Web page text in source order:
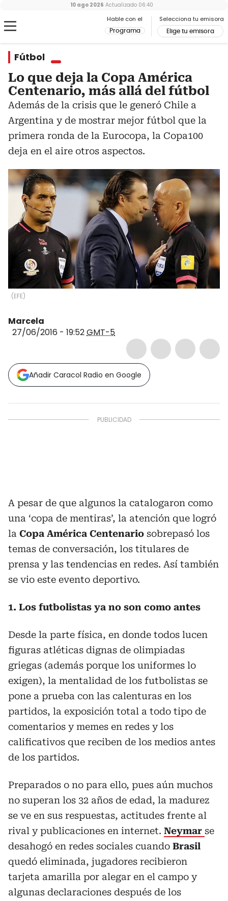
Hable con el
Programa
Selecciona tu emisora
Elige tu emisora
10 ago 2026 Actualizado 06:40
Fútbol
Lo que deja la Copa América
Centenario, más allá del fútbol
Además de la crisis que le generó Chile a
Argentina y de mostrar mejor fútbol que la
primera ronda de la Eurocopa, la Copa100
deja en el aire otros aspectos.
(EFE)
Marcela
27/06/2016 - 19:52GMT-5
Añadir Caracol Radio en Google
A pesar de que algunos la catalogaron como
una ‘copa de mentiras’, la atención que logró
la Copa América Centenario sobrepasó los
temas de conversación, los titulares de
prensa y las tendencias en redes. Así también
se vio este evento deportivo.
1. Los futbolistas ya no son como antes
Desde la parte física, en donde todos lucen
figuras atléticas dignas de olimpiadas
griegas (además porque los uniformes lo
exigen), la mentalidad de los futbolistas se
pone a prueba con las calenturas en los
partidos, la exposición total a todo tipo de
comentarios y memes en redes y los
calificativos que reciben de los medios antes
de los partidos.
Preparados o no para ello, pues aún muchos
no superan los 32 años de edad, la madurez
se ve en sus respuestas, actitudes frente al
rival y publicaciones en internet. Neymar se
desahogó en redes sociales cuando Brasil
quedó eliminada, jugadores recibieron
tarjeta amarilla por alegar en el campo y
algunas declaraciones después de los